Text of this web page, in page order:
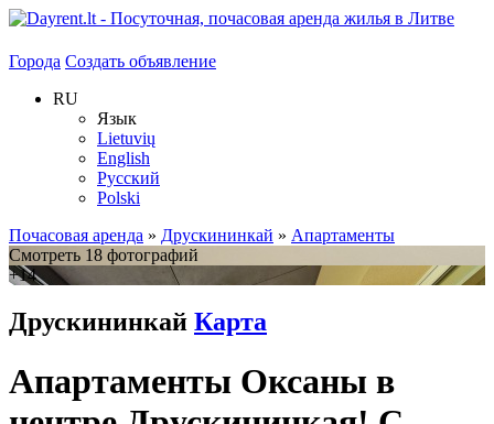
Города Создать объявление
RU
Язык
Lietuvių
English
Русский
Polski
Почасовая аренда » Друскининкай » Апартаменты
Смотреть 18 фотографий
+14
Друскининкай Карта
Апартаменты Оксаны в